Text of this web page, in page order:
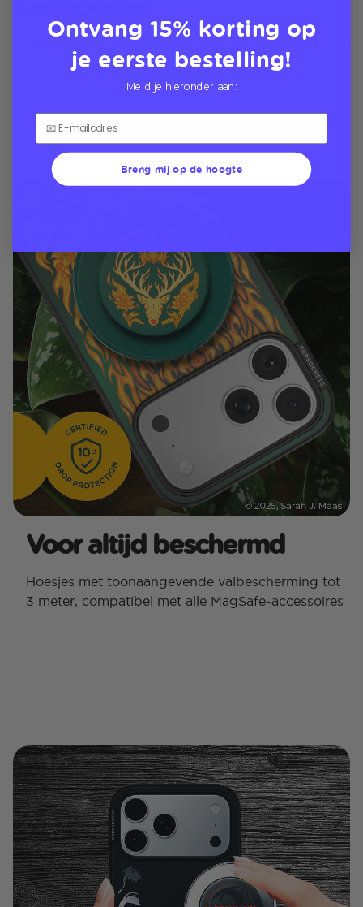
Sterk, MagSafe houdt uw Kindle veilig met een band
die moeilijk te verbreken is
Voor altijd beschermd
Hoesjes met toonaangevende valbescherming tot
3 meter, compatibel met alle MagSafe-accessoires
Ontvang 15% korting op
je eerste bestelling!
Meld je hieronder aan:
Breng mij op de hoogte